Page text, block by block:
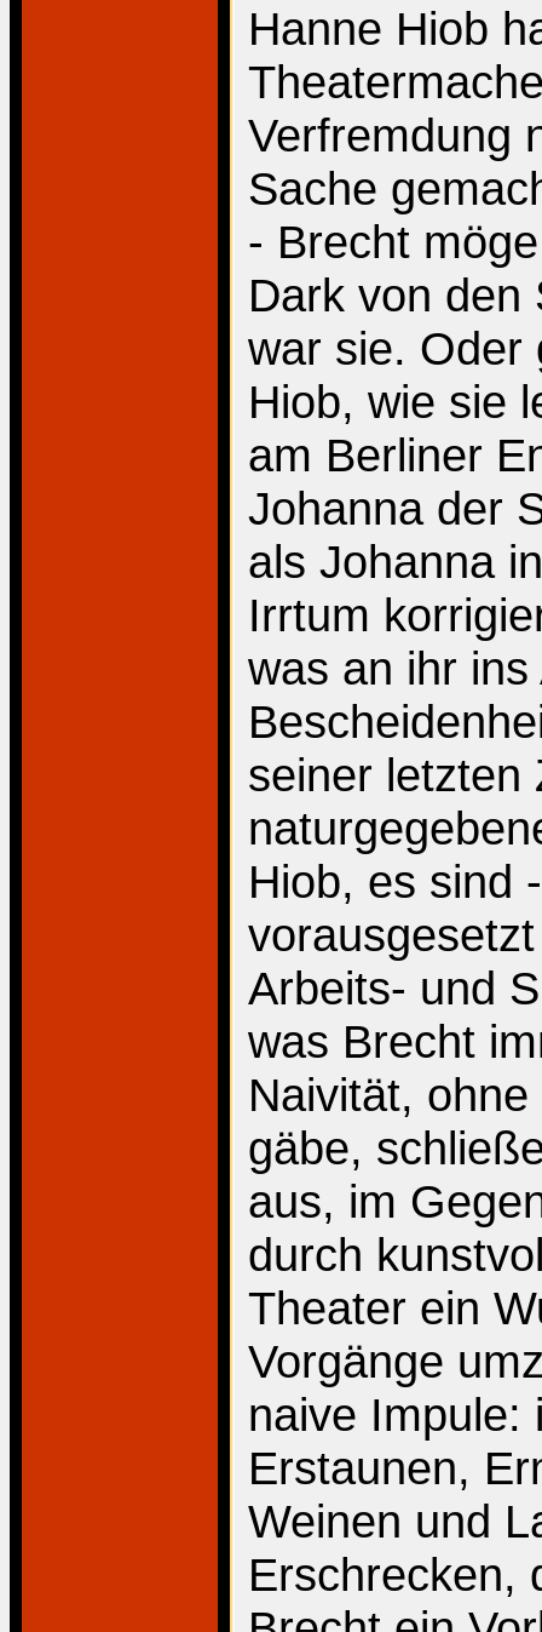
Hanne Hiob
Verfremdung
Sache
- Brecht
Dark von den
war sie. Oder
Hiob, wie sie
am Berliner
Johanna der
als Johanna
Irrtum
was an ihr
seiner letzten
Hiob, es sind
Arbeits- und
was Brecht
Naivität,
gäbe,
aus, im
durch
Theater ein
Vorgänge
naive Impule:
Erstaunen,
Weinen und
Erschrecken,